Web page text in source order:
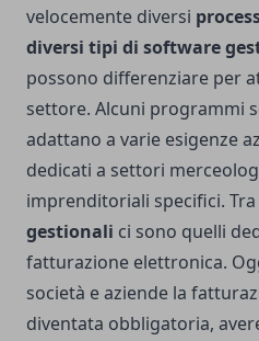
velocemente diversi
diversi tipi di software
possono differenziare per
settore. Alcuni programmi
adattano a varie esigenze
dedicati a settori
imprenditoriali specifici. Tra
gestionali ci sono quelli
fatturazione elettronica.
società e aziende la
diventata obbligatoria,